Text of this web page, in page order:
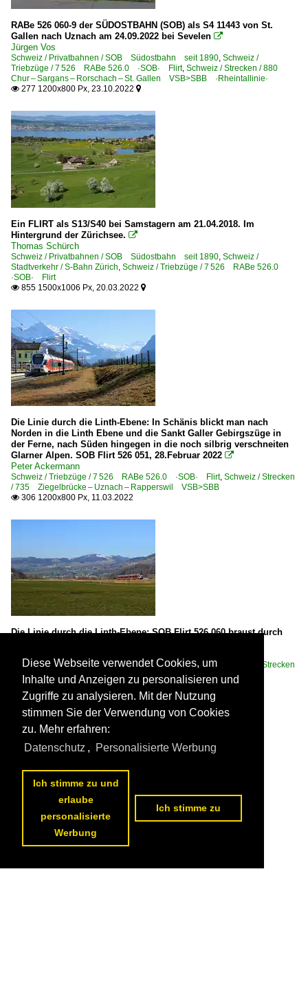
RABe 526 060-9 der SÜDOSTBAHN (SOB) als S4 11443 von St.
Gallen nach Uznach am 24.09.2022 bei Sevelen 
Jürgen Vos
Schweiz / Privatbahnen / SOB Südostbahn seit 1890, Schweiz /
Triebzüge / 7 526 RABe 526.0 ·SOB· Flirt, Schweiz / Strecken / 880
Chur – Sargans – Rorschach – St. Gallen VSB>SBB ·Rheintallinie·
 277 1200x800 Px, 23.10.2022 
Ein FLIRT als S13/S40 bei Samstagern am 21.04.2018. Im
Hintergrund der Zürichsee. 
Thomas Schürch
Schweiz / Privatbahnen / SOB Südostbahn seit 1890, Schweiz /
Stadtverkehr / S-Bahn Zürich, Schweiz / Triebzüge / 7 526 RABe 526.0
·SOB· Flirt
 855 1500x1006 Px, 20.03.2022 
Die Linie durch die Linth-Ebene: In Schänis blickt man nach
Norden in die Linth Ebene und die Sankt Galler Gebirgszüge in
der Ferne, nach Süden hingegen in die noch silbrig verschneiten
Glarner Alpen. SOB Flirt 526 051, 28.Februar 2022 
Peter Ackermann
Schweiz / Triebzüge / 7 526 RABe 526.0 ·SOB· Flirt, Schweiz / Strecken
/ 735 Ziegelbrücke – Uznach – Rapperswil VSB>SBB
 306 1200x800 Px, 11.03.2022
Die Linie durch die Linth-Ebene: SOB Flirt 526 060 braust durch
Schweiz / Triebzüge / 7 526 RABe 526.0 ·SOB· Flirt
Schweiz / Strecken
/ 735 Ziegelbrücke – Uznach – Rapperswil VSB>SBB
175 1200x798 Px, 11.03.2022
Diese Webseite verwendet Cookies, um
Inhalte und Anzeigen zu personalisieren und
Zugriffe zu analysieren. Mit der Nutzung
stimmen Sie der Verwendung von Cookies
zu. Mehr erfahren:
Datenschutz , Personalisierte Werbung
Ich stimme zu und
erlaube
personalisierte
Werbung
Ich stimme zu